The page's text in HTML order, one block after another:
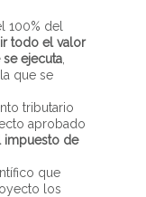
100% del
todo el valor
ejecuta
que se
tributario
aprobado
impuesto de
que
los